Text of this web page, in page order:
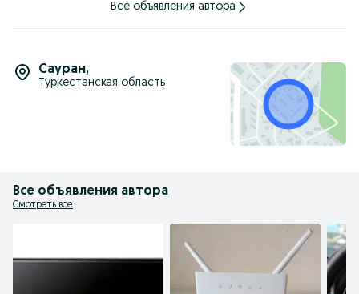
Все объявления автора
Сауран,
Туркестанская область
Все объявления автора
Смотреть все